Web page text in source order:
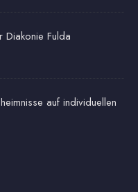
Diakonie Fulda
auf individuellen